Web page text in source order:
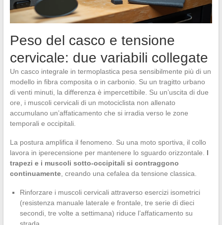
Peso del casco e tensione
cervicale: due variabili collegate
Un casco integrale in termoplastica pesa sensibilmente più di un
modello in fibra composita o in carbonio. Su un tragitto urbano
di venti minuti, la differenza è impercettibile. Su un’uscita di due
ore, i muscoli cervicali di un motociclista non allenato
accumulano un’affaticamento che si irradia verso le zone
temporali e occipitali.
La postura amplifica il fenomeno. Su una moto sportiva, il collo
lavora in iperecensione per mantenere lo sguardo orizzontale. I
trapezi e i muscoli sotto-occipitali si contraggono
continuamente, creando una cefalea da tensione classica.
Rinforzare i muscoli cervicali attraverso esercizi isometrici
(resistenza manuale laterale e frontale, tre serie di dieci
secondi, tre volte a settimana) riduce l’affaticamento su